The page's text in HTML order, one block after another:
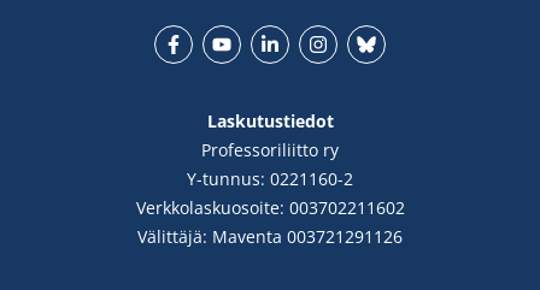
Laskutustiedot
Professoriliitto ry
Y-tunnus: 0221160-2
Verkkolaskuosoite: 003702211602
Välittäjä: Maventa 003721291126